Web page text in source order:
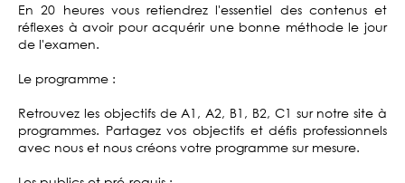
En 20 heures vous retiendrez l'essentiel des contenus et
réflexes à avoir pour acquérir une bonne méthode le jour
de l'examen.
Le programme :
Retrouvez les objectifs de A1, A2, B1, B2, C1 sur notre site à
programmes. Partagez vos objectifs et défis professionnels
avec nous et nous créons votre programme sur mesure.